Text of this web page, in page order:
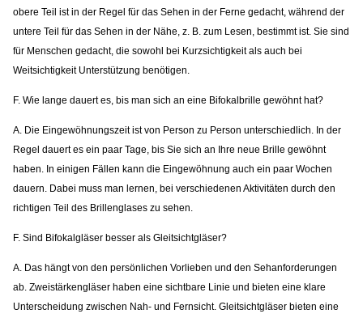
obere Teil ist in der Regel für das Sehen in der Ferne gedacht, während der
untere Teil für das Sehen in der Nähe, z. B. zum Lesen, bestimmt ist. Sie sind
für Menschen gedacht, die sowohl bei Kurzsichtigkeit als auch bei
Weitsichtigkeit Unterstützung benötigen.
F. Wie lange dauert es, bis man sich an eine Bifokalbrille gewöhnt hat?
A. Die Eingewöhnungszeit ist von Person zu Person unterschiedlich. In der
Regel dauert es ein paar Tage, bis Sie sich an Ihre neue Brille gewöhnt
haben. In einigen Fällen kann die Eingewöhnung auch ein paar Wochen
dauern. Dabei muss man lernen, bei verschiedenen Aktivitäten durch den
richtigen Teil des Brillenglases zu sehen.
F. Sind Bifokalgläser besser als Gleitsichtgläser?
A. Das hängt von den persönlichen Vorlieben und den Sehanforderungen
ab. Zweistärkengläser haben eine sichtbare Linie und bieten eine klare
Unterscheidung zwischen Nah- und Fernsicht. Gleitsichtgläser bieten eine